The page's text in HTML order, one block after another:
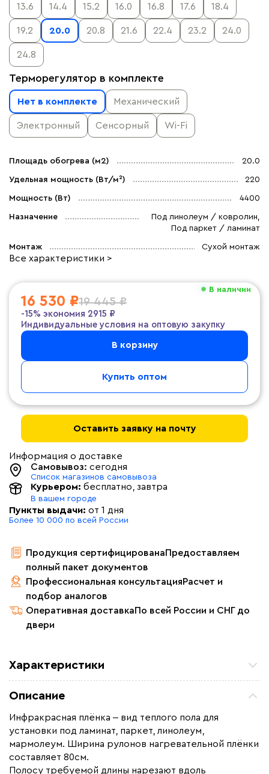
13.6 14.4 15.2 16.0 16.8 17.6 18.4
19.2 20.0 20.8 21.6 22.4 23.2 24.0
24.8
Терморегулятор в комплекте
Нет в комплекте Механический
Электронный Сенсорный Wi-Fi
Площадь обогрева (м2) 20.0
Удельная мощность (Вт/м²) 220
Мощность (Вт) 4400
Назначение
Под линолеум / ковролин,
Под паркет / ламинат
Монтаж Сухой монтаж
Все характеристики >
В наличии
16 530 ₽19 445 ₽
-15% экономия 2915 ₽
Индивидуальные условия на оптовую закупку
В корзину
Купить оптом
Оставить заявку на почту
Информация о доставке
Самовывоз: сегодня
Список магазинов самовывоза
Курьером: бесплатно , завтра
В вашем городе
Пункты выдачи: от 1 дня
Более 10 000 по всей России
Продукция сертифицированаПредоставляем
полный пакет документов
Профессиональная консультацияРасчет и
подбор аналогов
Оперативная доставкаПо всей России и СНГ до
двери
Характеристики
Мощность (Вт)
Назначение
Под линолеум / ковролин,
Монтаж Сухой монтаж
Описание
Инфракрасная плёнка ‒ вид теплого пола для
установки под ламинат, паркет, линолеум,
мармолеум. Ширина рулонов нагревательной плёнки
составляет 80см.
Полосу требуемой длины нарезают вдоль